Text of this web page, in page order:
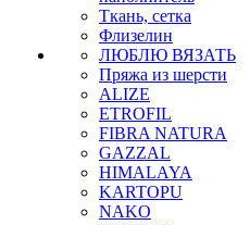
Ткань, сетка
Флизелин
ЛЮБЛЮ ВЯЗАТЬ
Пряжа из шерсти
ALIZE
ETROFIL
FIBRA NATURA
GAZZAL
HIMALAYA
KARTOPU
NAKO